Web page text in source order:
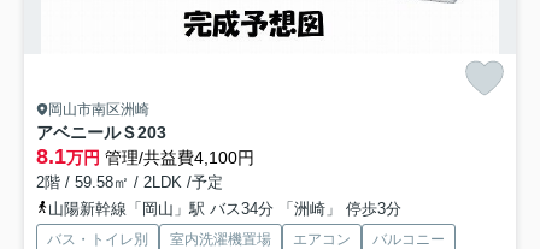
岡山市南区洲崎
アベニールＳ203
8.1万円 管理/共益費4,100円
2階 / 59.58㎡ / 2LDK /予定
山陽新幹線「岡山」駅 バス34分 「洲崎」 停歩3分
バス・トイレ別 室内洗濯機置場 エアコン
バルコニー